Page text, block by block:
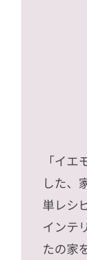
「イ
した、
単レシ
インテ
たの家